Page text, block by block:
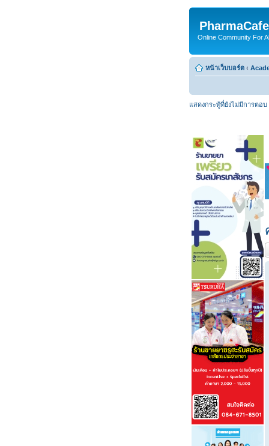
Online Community For
หน้าเว็บบอร์ด ‹
แสดงกระทู้ที่ยังไม่มีการตอบ